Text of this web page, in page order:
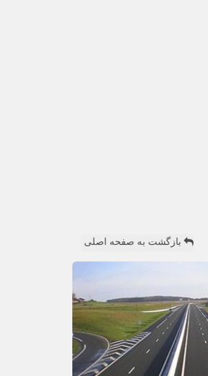
بازگشت به صفحه اصلی